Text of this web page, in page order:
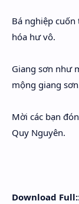
Bá nghiệp
hóa hư vô.
Giang sơn như
mộng giang
Mời các bạn
Quy Nguyên.
Download Full::